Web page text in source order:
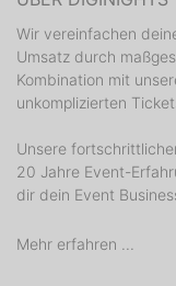
Wir vereinfachen
Umsatz durch
Kombination mit
unkomplizierten
Unsere
20 Jahre Event-
dir dein Event
Mehr erfahren ...